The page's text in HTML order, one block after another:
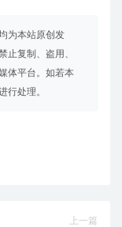
为本站原创发
止复制、盗用、
体平台。如若本
行处理。
上一篇